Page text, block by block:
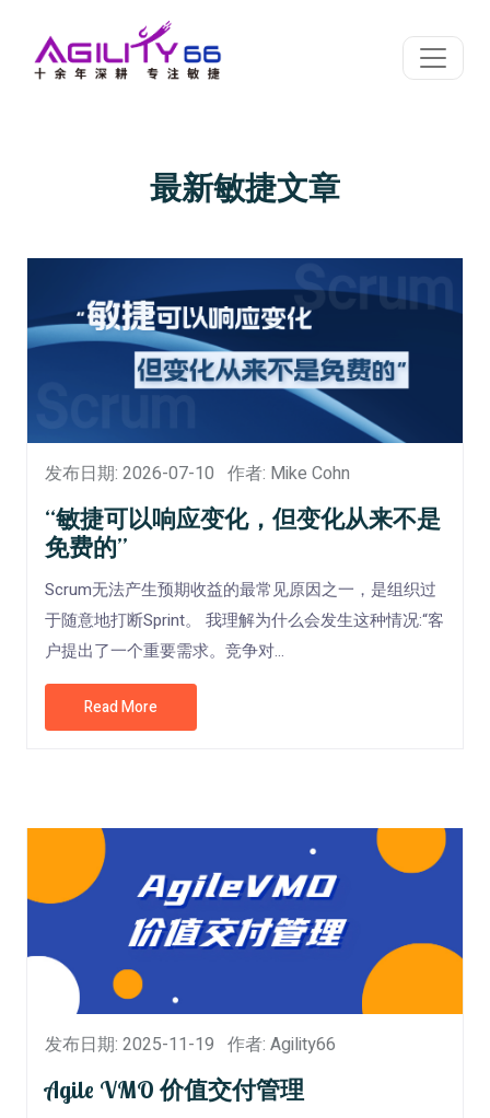
最新敏捷文章
发布日期: 2026-07-10 作者: Mike Cohn
“敏捷可以响应变化，但变化从来不是
免费的”
Scrum无法产生预期收益的最常见原因之一，是组织过
于随意地打断Sprint。 我理解为什么会发生这种情况:“客
户提出了一个重要需求。竞争对...
Read More
发布日期: 2025-11-19 作者: Agility66
Agile VMO 价值交付管理